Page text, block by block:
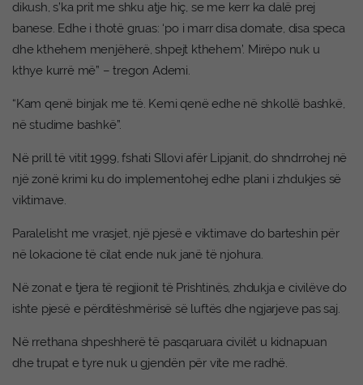
dikush, s’ka prit me shku atje hiç, se me kerr ka dalë prej
banese. Edhe i thotë gruas: ‘po i marr disa domate, disa speca
dhe kthehem menjëherë, shpejt kthehem’. Mirëpo nuk u
kthye kurrë më” – tregon Ademi.
“Kam qenë binjak me të. Kemi qenë edhe në shkollë bashkë,
në studime bashkë”.
Në prill të vitit 1999, fshati Sllovi afër Lipjanit, do shndrrohej në
një zonë krimi ku do implementohej edhe plani i zhdukjes së
viktimave.
Paralelisht me vrasjet, një pjesë e viktimave do barteshin për
në lokacione të cilat ende nuk janë të njohura.
Në zonat e tjera të regjionit të Prishtinës, zhdukja e civilëve do
ishte pjesë e përditëshmërisë së luftës dhe ngjarjeve pas saj.
Në rrethana shpeshherë të pasqaruara civilët u kidnapuan
dhe trupat e tyre nuk u gjendën për vite me radhë.